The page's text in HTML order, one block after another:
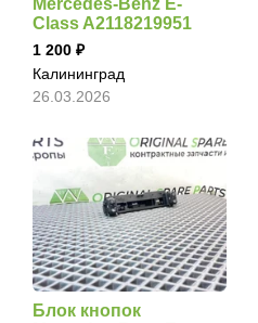
Class A2118219951
1 200
Калининград
26.03.2026
Блок кнопок